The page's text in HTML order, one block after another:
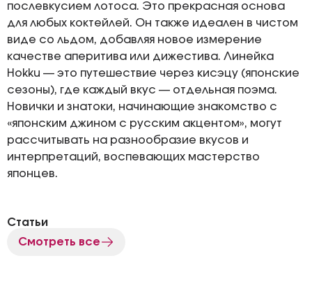
послевкусием лотоса. Это прекрасная основа
для любых коктейлей. Он также идеален в чистом
виде со льдом, добавляя новое измерение
качестве аперитива или дижестива. Линейка
Hokku — это путешествие через кисэцу (японские
сезоны), где каждый вкус — отдельная поэма.
Новички и знатоки, начинающие знакомство с
«японским джином с русским акцентом», могут
рассчитывать на разнообразие вкусов и
интерпретаций, воспевающих мастерство
японцев.
Статьи
Смотреть все